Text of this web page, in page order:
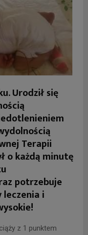
Urodził się
Terapii
o każdą minutę
potrzebuje
i
z 1 punktem